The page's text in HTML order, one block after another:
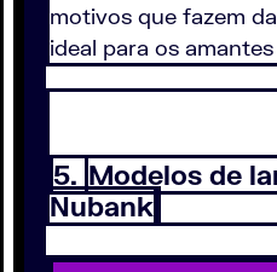
motivos que fazem
ideal para os
5. Modelos de
Nubank